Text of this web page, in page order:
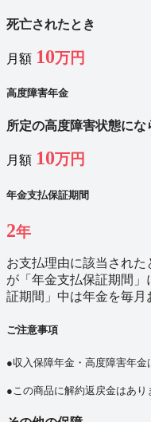
死亡されたとき
月額 10万円
高度障害年金
所定の高度障害状態にな
月額 10万円
年金支払保証期間
2年
お支払理由に該当され
が「年金支払保証期間
証期間」中は年金を毎月
ご注意事項
●収入保障年金・高度障害年金
●この商品に解約返戻金はあり